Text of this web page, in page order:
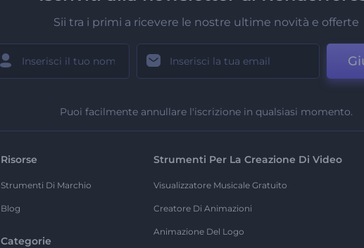
Sii tra i primi a ricevere le nostre ultime novità e offerte
Puoi facilmente annullare l'iscrizione in qualsiasi momento.
Risorse
Strumenti Di Marchio
Blog
Categorie
Strumenti Per La Creazione Di Video
Visualizzatore Musicale Gratuito
Creatore Di Animazioni
Animazione Del Logo